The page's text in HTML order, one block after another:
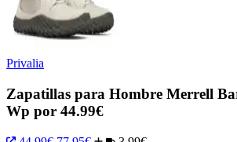
Privalia
Zapatillas para Hombre Merrell
Wp por 44.99€